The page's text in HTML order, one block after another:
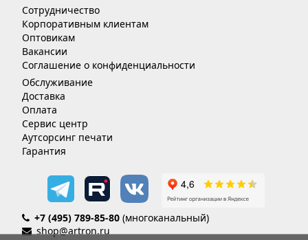
Сотрудничество
Корпоративным клиентам
Оптовикам
Вакансии
Соглашение о конфиденциальности
Обслуживание
Доставка
Оплата
Сервис центр
Аутсорсинг печати
Гарантия
+7 (495) 789-85-80 (многоканальный)
shop@artron.ru